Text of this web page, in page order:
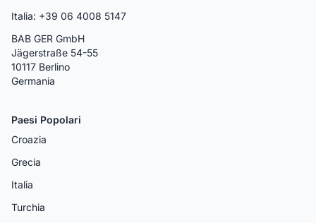
Italia: +39 06 4008 5147
BAB GER GmbH
Jägerstraße 54-55
10117 Berlino
Germania
Paesi Popolari
Croazia
Grecia
Italia
Turchia